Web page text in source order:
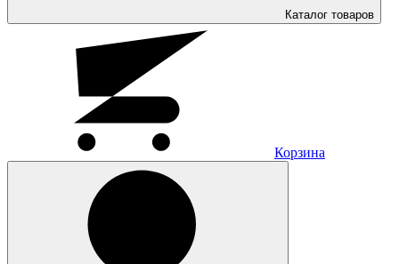
Каталог товаров
Корзина